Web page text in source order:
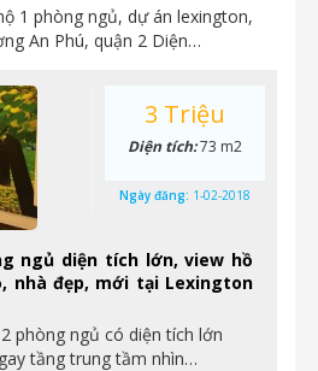
1 phòng ngủ, dự án lexington,
An Phú, quận 2 Diện…
ngủ diện tích lớn, view hồ
nhà đẹp, mới tại Lexington
phòng ngủ có diện tích lớn
tầng trung tầm nhìn…
3 Triệu
Diện tích:73 m2
Ngày đăng: 1-02-2018